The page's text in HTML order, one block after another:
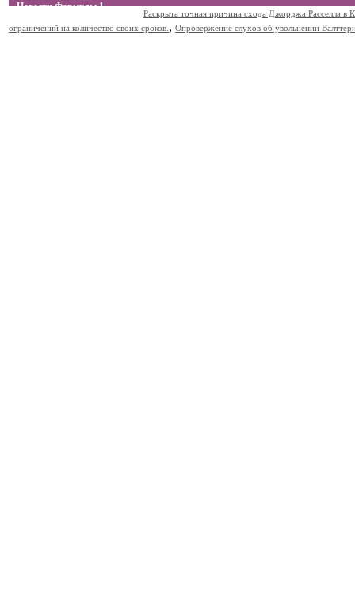
Новости Формулы 1
Раскрыта точная причина схода Джорджа Расселла в
ограничений на количество своих сроков. , Опровержение слухов об увольнении